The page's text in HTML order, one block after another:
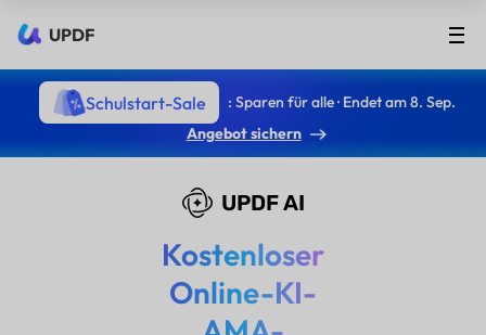
UPDF
Schulstart-Sale
: Sparen für alle · Endet am 8. Sep.
Angebot sichern
UPDF AI
Kostenloser
Online-KI-